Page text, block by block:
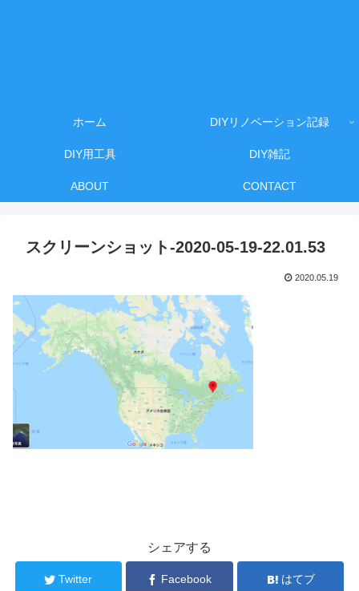
ホーム DIYリノベーション記録
DIY用工具 DIY雑記
ABOUT CONTACT
スクリーンショット-2020-05-19-22.01.53
2020.05.19
シェアする
Twitter Facebook はてブ